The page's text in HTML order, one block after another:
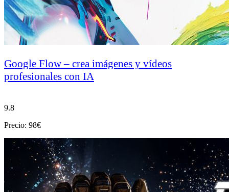
Google Flow – crea imágenes y vídeos
profesionales con IA
9.8
Precio: 98€